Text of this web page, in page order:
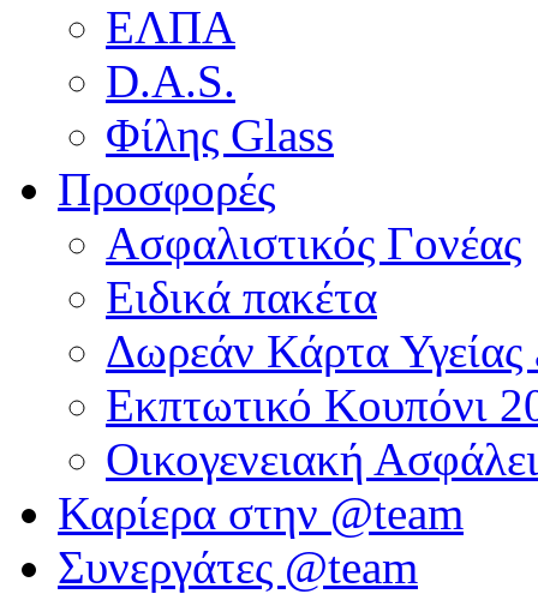
ΕΛΠΑ
D.A.S.
Φίλης Glass
Προσφορές
Ασφαλιστικός Γονέας
Ειδικά πακέτα
Δωρεάν Κάρτα
Εκπτωτικό Κουπόνι
Οικογενειακή
Καρίερα στην @team
Συνεργάτες @team